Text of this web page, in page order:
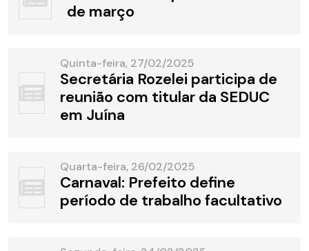
de março
Quinta-feira, 27/02/2025
Secretária Rozelei participa de
reunião com titular da SEDUC
em Juína
Quarta-feira, 26/02/2025
Carnaval: Prefeito define
período de trabalho facultativo